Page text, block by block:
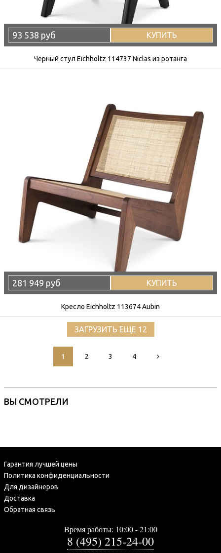
93 538 руб КУПИТЬ
Черный стул Eichholtz 114737 Niclas из ротанга
281 949 руб КУПИТЬ
Кресло Eichholtz 113674 Aubin
ЗАГРУЗИТЬ ЕЩЕ 12
1 2 3 4
ВЫ СМОТРЕЛИ
Гарантия лучшей цены
Политика конфиденциальности
Для дизайнеров
Доставка
Обратная связь
Время работы: 10:00 - 21:00
8 (495) 215-24-00